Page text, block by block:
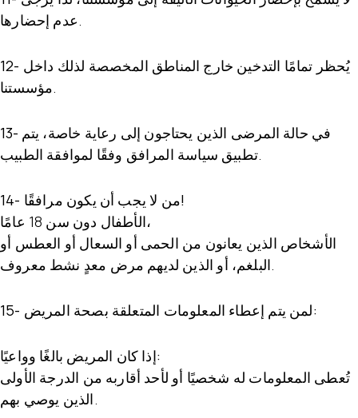
عدم إحضارها.
12-
مؤسستنا.
13-
تطبيق سياسة المرافق وفقًا لموافقة الطبيب.
14- من لا يجب أن يكون مرافقًا!
الأطفال دون سن 18 عامًا،
الأشخاص الذين يعانون من الحمى أو السعال أو العطس أو
البلغم، أو الذين لديهم مرض معدٍ نشط معروف.
15- لمن يتم إعطاء المعلومات المتعلقة بصحة المريض:
إذا كان المريض بالغًا وواعيًا:
تُعطى المعلومات له شخصيًا أو لأحد أقاربه من الدرجة الأولى
الذين يوصي بهم.